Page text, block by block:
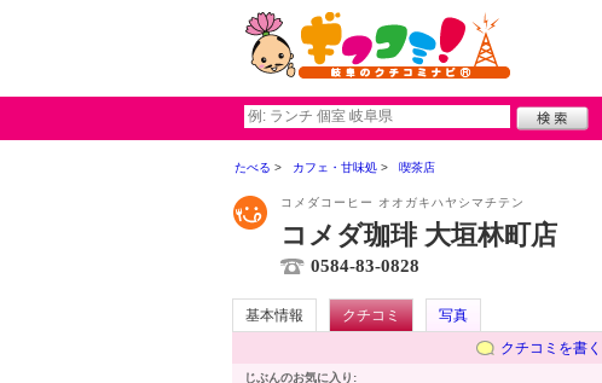
たべる カフェ・甘味処 喫茶店
コメダコーヒー オオガキハヤシマチテン
コメダ珈琲 大垣林町店
0584-83-0828
基本情報 クチコミ
写真
クチコミを書く
じぶんのお気に入り: